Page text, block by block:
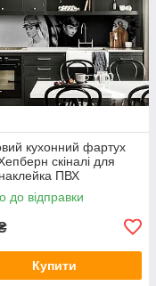
кухонний фартух
скіналі для
наклейка ПВХ
ретро Чорно-білий
мм
до відправки
Купити